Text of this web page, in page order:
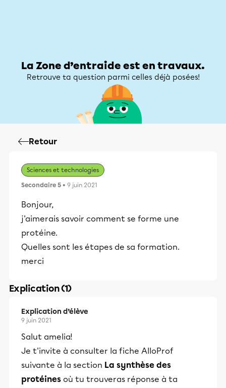
La Zone d’entraide est en travaux.
Retrouve ta question parmi celles déjà posées!
Retour
Sciences et technologies
Secondaire 5 • 9 juin 2021
Bonjour,
j'aimerais savoir comment se forme une
protéine.
Quelles sont les étapes de sa formation.
merci
Explication (1)
Explication d’élève
9 juin 2021
Salut amelia!
Je t'invite à consulter la fiche AlloProf
suivante à la section La synthèse des
protéines où tu trouveras réponse à ta